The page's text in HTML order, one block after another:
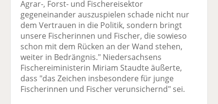
Agrar-, Forst- und Fischereisektor
gegeneinander auszuspielen schade nicht nur
dem Vertrauen in die Politik, sondern bringt
unsere Fischerinnen und Fischer, die sowieso
schon mit dem Rücken an der Wand stehen,
weiter in Bedrängnis." Niedersachsens
Fischereiministerin Miriam Staudte äußerte,
dass "das Zeichen insbesondere für junge
Fischerinnen und Fischer verunsichernd" sei.